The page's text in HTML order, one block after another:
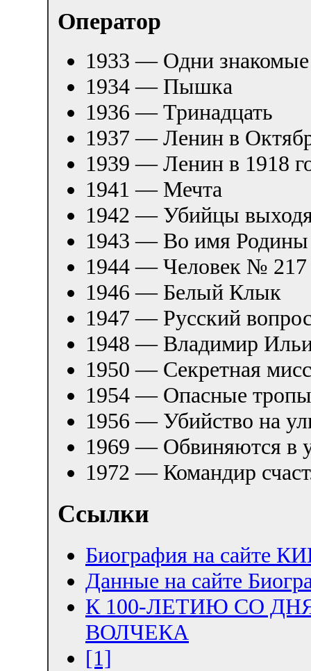
Оператор
1933 — Одни знакомые
1934 — Пышка
1936 — Тринадцать
1937 — Ленин в
1939 — Ленин в 1918
1941 — Мечта
1942 — Убийцы
1943 — Во имя Родины
1944 — Человек № 217
1946 — Белый Клык
1947 — Русский
1948 — Владимир
1950 — Секретная
1954 — Опасные тропы
1956 — Убийство на
1969 — Обвиняются в
1972 — Командир
Ссылки
Биография на сайте
Данные на сайте
К 100-ЛЕТИЮ СО
ВОЛЧЕКА
[1]